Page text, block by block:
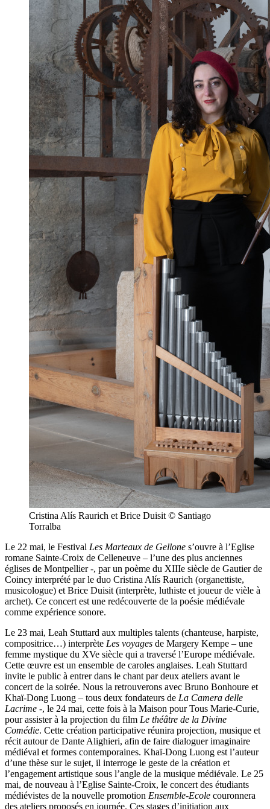
Cristina Alís Raurich et Brice Duisit © Santiago
Torralba
Le 22 mai, le Festival Les Marteaux de Gellone s’ouvre à l’Eglise
romane Sainte-Croix de Celleneuve – l’une des plus anciennes
églises de Montpellier -, par un poème du XIIIe siècle de Gautier de
Coincy interprété par le duo Cristina Alís Raurich (organettiste,
musicologue) et Brice Duisit (interprète, luthiste et joueur de vièle à
archet). Ce concert est une redécouverte de la poésie médiévale
comme expérience sonore.
Le 23 mai, Leah Stuttard aux multiples talents (chanteuse, harpiste,
compositrice…) interprète Les voyages de Margery Kempe – une
femme mystique du XVe siècle qui a traversé l’Europe médiévale.
Cette œuvre est un ensemble de caroles anglaises. Leah Stuttard
invite le public à entrer dans le chant par deux ateliers avant le
concert de la soirée. Nous la retrouverons avec Bruno Bonhoure et
Khaï-Dong Luong – tous deux fondateurs de La Camera delle
Lacrime -, le 24 mai, cette fois à la Maison pour Tous Marie-Curie,
pour assister à la projection du film Le théâtre de la Divine
Comédie. Cette création participative réunira projection, musique et
récit autour de Dante Alighieri, afin de faire dialoguer imaginaire
médiéval et formes contemporaines. Khaï-Dong Luong est l’auteur
d’une thèse sur le sujet, il interroge le geste de la création et
l’engagement artistique sous l’angle de la musique médiévale. Le 25
mai, de nouveau à l’Eglise Sainte-Croix, le concert des étudiants
médiévistes de la nouvelle promotion Ensemble-Ecole couronnera
des ateliers proposés en journée. Ces stages d’initiation aux